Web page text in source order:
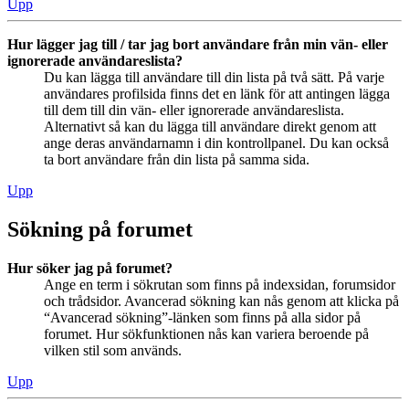
Upp
Hur lägger jag till / tar jag bort användare från min vän- eller
ignorerade användareslista?
Du kan lägga till användare till din lista på två sätt. På varje
användares profilsida finns det en länk för att antingen lägga
till dem till din vän- eller ignorerade användareslista.
Alternativt så kan du lägga till användare direkt genom att
ange deras användarnamn i din kontrollpanel. Du kan också
ta bort användare från din lista på samma sida.
Upp
Sökning på forumet
Hur söker jag på forumet?
Ange en term i sökrutan som finns på indexsidan, forumsidor
och trådsidor. Avancerad sökning kan nås genom att klicka på
“Avancerad sökning”-länken som finns på alla sidor på
forumet. Hur sökfunktionen nås kan variera beroende på
vilken stil som används.
Upp